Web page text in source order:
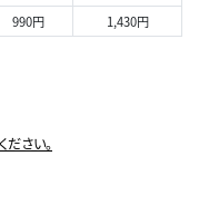
990円 1,430円
さい。